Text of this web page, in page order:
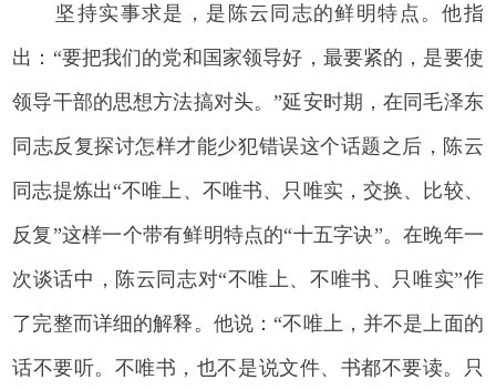
坚持实事求是，是陈云同志的鲜明特点。他指
出：“要把我们的党和国家领导好，最要紧的，是要使
领导干部的思想方法搞对头。”延安时期，在同毛泽东
同志反复探讨怎样才能少犯错误这个话题之后，陈云
同志提炼出“不唯上、不唯书、只唯实，交换、比较、
反复”这样一个带有鲜明特点的“十五字诀”。在晚年一
次谈话中，陈云同志对“不唯上、不唯书、只唯实”作
了完整而详细的解释。他说：“不唯上，并不是上面的
话不要听。不唯书，也不是说文件、书都不要读。只